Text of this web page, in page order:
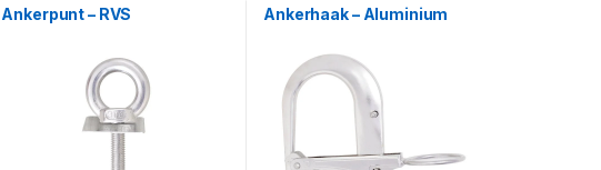
Ankerpunt – RVS Ankerhaak – Aluminium